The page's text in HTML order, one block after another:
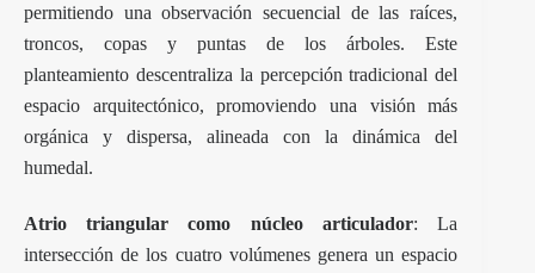
permitiendo una observación secuencial de las raíces,
troncos, copas y puntas de los árboles. Este
planteamiento descentraliza la percepción tradicional del
espacio arquitectónico, promoviendo una visión más
orgánica y dispersa, alineada con la dinámica del
humedal.
Atrio triangular como núcleo articulador: La
intersección de los cuatro volúmenes genera un espacio